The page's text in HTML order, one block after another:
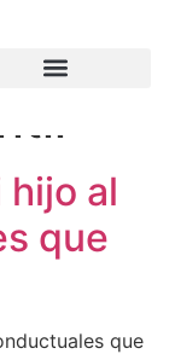
hijo al
que
que